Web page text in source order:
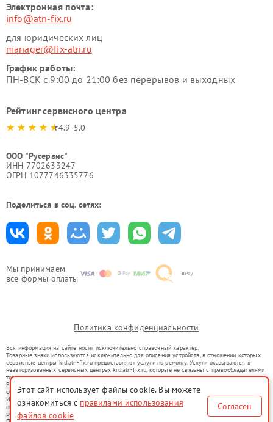
Мы принимаем
все формы оплаты
Электронная почта:
info@atn-fix.ru
для юридических лиц
manager@fix-atn.ru
График работы:
ПН-ВСК с 9:00 до 21:00 без перерывов и выходных
Рейтинг сервисного центра
4.9-5.0
ООО "Русервис"
ИНН 7702633247
ОГРН 1077746335776
Поделиться в соц. сетях:
Политика конфиденциальности
Вся информация на сайте носит исключительно справочный характер.
Товарные знаки используются исключительно для описания устройств, в отношении которых
сервисные центры krd.atn-fix.ru предоставляют услуги по ремонту. Услуги оказываются в
неавторизованных сервисных центрах krd.atn-fix.ru, которые не связаны с правообладателями
товарных знаков или их официальными представителями.
Ремонт осуществляется для устройств, уже введенных в гражданский оборот в соответствии
со статьей 1487 ГК РФ.
Использование товарных знаков не преследует цели индивидуализации услуг или введения
потребителей в заблуждение, а служит для информирования о предоставляемых услугах по
ремонту техники указанных брендов.
Этот сайт использует файлы cookie. Вы можете
ознакомиться с правилами использования
файлов cookie
Согласен